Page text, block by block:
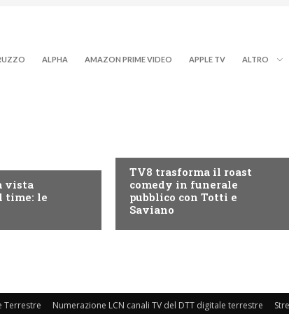
ALPHA AMAZON PRIME VIDEO APPLE TV ALTRO
vista
time: le
TV8 trasforma il roast
comedy in funerale
pubblico con Totti e
Saviano
Terrestre Numerazione LCN canali TV del DTT digitale terrestre